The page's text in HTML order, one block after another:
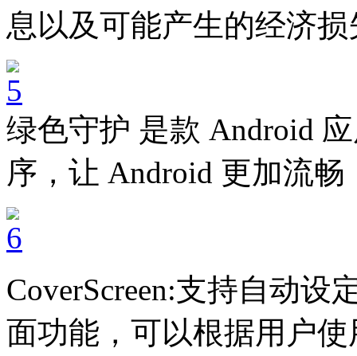
息以及可能产生的经济损
绿色守护 是款 Android
序，让 Android 更加流畅
CoverScreen:支持自动
面功能，可以根据用户